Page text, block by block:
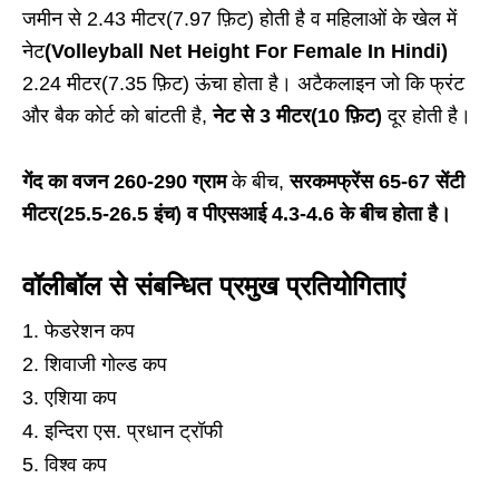
जमीन से 2.43 मीटर(7.97 फ़िट) होती है व महिलाओं के खेल में
नेट(Volleyball Net Height For Female In Hindi)
2.24 मीटर(7.35 फ़िट) ऊंचा होता है। अटैकलाइन जो कि फ्रंट
और बैक कोर्ट को बांटती है,नेट से 3 मीटर(10 फ़िट)दूर होती है।
गेंद का वजन 260-290 ग्रामके बीच,सरकमफ्रेंस 65-67 सेंटी
मीटर(25.5-26.5 इंच) व पीएसआई 4.3-4.6 के बीच होता है।
वॉलीबॉल से संबन्धित प्रमुख प्रतियोगिताएं
फेडरेशन कप
शिवाजी गोल्ड कप
एशिया कप
इन्दिरा एस. प्रधान ट्रॉफी
विश्व कप